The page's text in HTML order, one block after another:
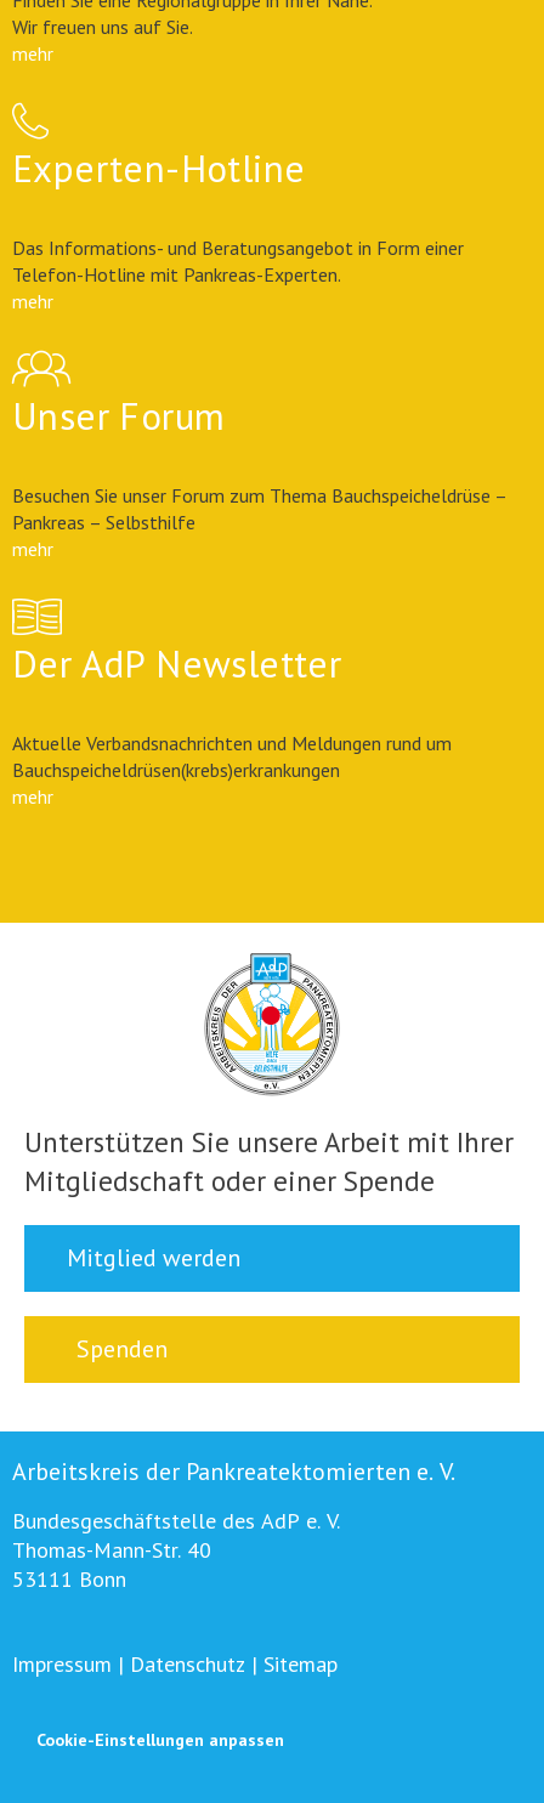
Wir freuen uns auf Sie.
mehr
Experten-Hotline
Das Informations- und Beratungsangebot in Form einer
Telefon-Hotline mit Pankreas-Experten.
mehr
Unser Forum
Besuchen Sie unser Forum zum Thema Bauchspeicheldrüse –
Pankreas – Selbsthilfe
mehr
Der AdP Newsletter
Aktuelle Verbandsnachrichten und Meldungen rund um
Bauchspeicheldrüsen(krebs)erkrankungen
mehr
Unterstützen Sie unsere Arbeit mit Ihrer
Mitgliedschaft oder einer Spende
Mitglied werden
Spenden
Arbeitskreis der Pankreatektomierten e. V.
Bundesgeschäftstelle des AdP e. V.
Thomas-Mann-Str. 40
53111 Bonn
Impressum | Datenschutz | Sitemap
Cookie-Einstellungen anpassen